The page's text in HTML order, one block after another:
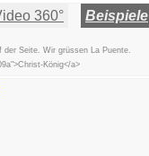
360° Beispiele
der Seite. Wir grüssen La Puente.
König</a>